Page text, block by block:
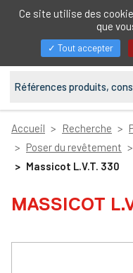
Afficher/masquer
Accueil Recherche
Poser du revêtement
Massicot L.V.T. 330
MASSICOT
Ce site utilise des
que
Tout accepter